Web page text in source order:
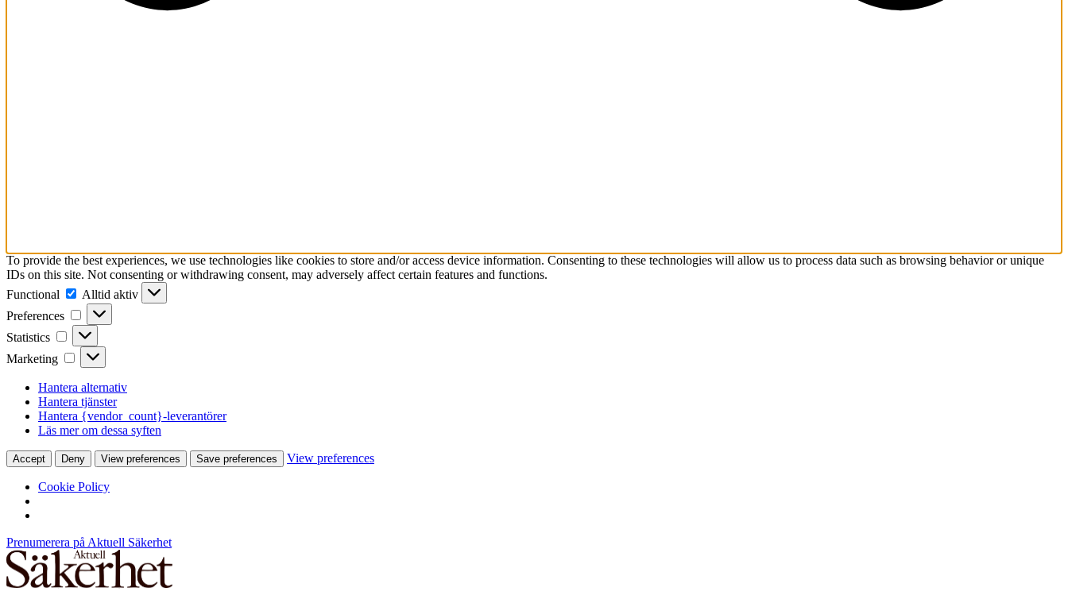
To provide the best experiences, we use technologies like cookies to store and/or access device information. Consenting to these technologies will allow us to process data such as browsing behavior or unique
IDs on this site. Not consenting or withdrawing consent, may adversely affect certain features and functions.
Functional
Functional
Alltid aktiv
Preferences
Preferences
Statistics Statistics
Marketing Marketing
Hantera alternativ
Hantera tjänster
Hantera {vendor_count}-leverantörer
Läs mer om dessa syften
Accept Deny View preferences Save preferences View preferences
Cookie Policy
Prenumerera på Aktuell Säkerhet